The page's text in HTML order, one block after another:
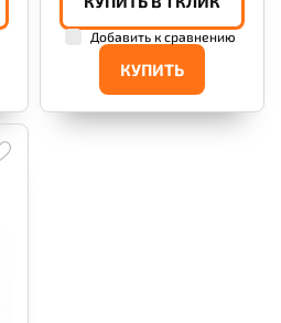
КУПИТЬ
Добавить к сравнению